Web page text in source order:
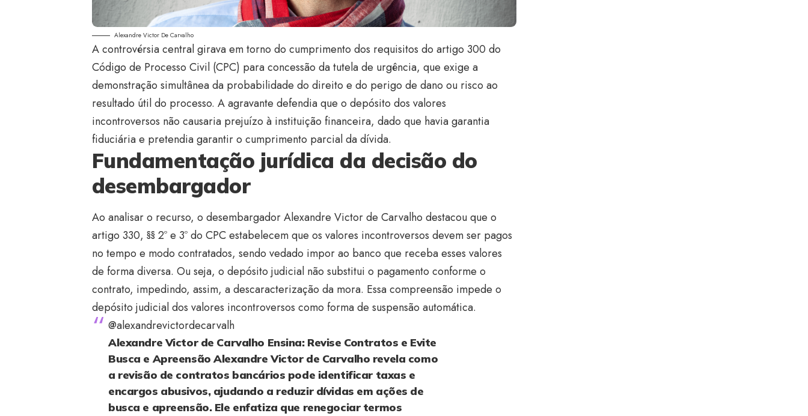
Alexandre Victor De Carvalho
A controvérsia central girava em torno do cumprimento dos requisitos do artigo 300 do
Código de Processo Civil (CPC) para concessão da tutela de urgência, que exige a
demonstração simultânea da probabilidade do direito e do perigo de dano ou risco ao
resultado útil do processo. A agravante defendia que o depósito dos valores
incontroversos não causaria prejuízo à instituição financeira, dado que havia garantia
fiduciária e pretendia garantir o cumprimento parcial da dívida.
Fundamentação jurídica da decisão do
desembargador
Ao analisar o recurso, o desembargador Alexandre Victor de Carvalho destacou que o
artigo 330, §§ 2º e 3º do CPC estabelecem que os valores incontroversos devem ser pagos
no tempo e modo contratados, sendo vedado impor ao banco que receba esses valores
de forma diversa. Ou seja, o depósito judicial não substitui o pagamento conforme o
contrato, impedindo, assim, a descaracterização da mora. Essa compreensão impede o
depósito judicial dos valores incontroversos como forma de suspensão automática.
@alexandrevictordecarvalh
Alexandre Victor de Carvalho Ensina: Revise Contratos e Evite
Busca e Apreensão Alexandre Victor de Carvalho revela como
a revisão de contratos bancários pode identificar taxas e
encargos abusivos, ajudando a reduzir dívidas em ações de
busca e apreensão. Ele enfatiza que renegociar termos